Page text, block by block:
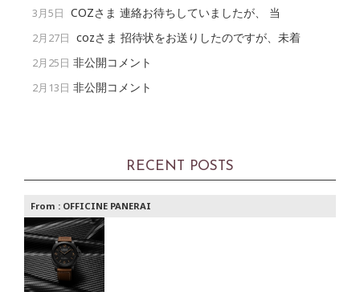
3月5日 COZさま 連絡お待ちしていましたが、 当
2月27日 cozさま 招待状をお送りしたのですが、未着
2月25日 非公開コメント
2月13日 非公開コメント
RECENT POSTS
From : OFFICINE PANERAI